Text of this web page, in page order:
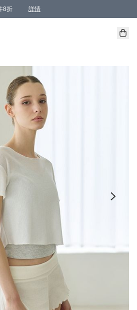
8折 詳情
20.00；買2件或以上減HKD 60.00；買3件